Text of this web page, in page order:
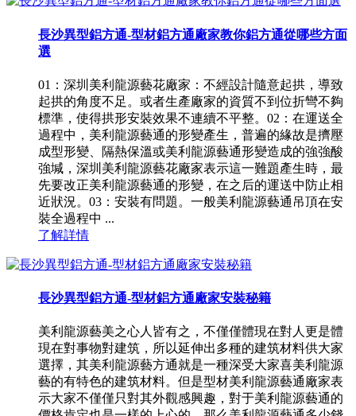
長沙異型鋁方通-型材鋁方通廠家教你鋁方通從哪些方面
選
01：深圳美利龍源藝花廠家：不經設計隨意起拱，導致
起拱的角度不足。或者生產廠家的資質不到位折彎不夠
標準，使得拱形安裝效果不連續不平整。02：在運送全
過程中，美利龍源藝通的形變產生，普遍的緣故是擠壓
成型形變、隔熱保溫或美利龍源藝通形變造成的強強酸
強堿，深圳美利龍源藝花廠家表示這一難題產生時，最
先要改正美利龍源藝通的形變，在之后的運送中防止相
近狀況。03：安裝有問題。一般美利龍源藝通吊頂在安
裝全過程中 ...
了解詳情
長沙異型鋁方通-型材鋁方通廠家安裝秘籍
美利龍源藝美之心人皆有之，不僅僅體現在對人更是體
現在對事物對建筑，所以延伸出多種的建筑材料供大家
選擇，其美利龍源藝方通就是一種深受大家喜美利龍源
藝的有特色的建筑材料。但是型材美利龍源藝通廠家表
示大家不僅僅只對其外觀感興趣，對于美利龍源藝通的